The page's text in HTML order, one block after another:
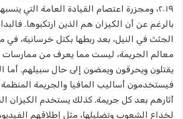
٢٠١٩، ومجزرة اعتصام القيادة العامة التي
بالرغم عن أن الكيزان هم الذين ارتكبوها.
الجثث في النيل، بعد ربطها بكتل خرسانية، في
معالم الجريمة، ليست مما يعرف من ممارسات
يقتلون ويحرقون ويمضون إلى حال سبيلهم. أما
فيستخدمون أساليب المافيا والجريمة
آثارهم بعد كل جريمة. كذلك يستخدم الكيزان
لخداع الشعوب وتضليلها، مثل إطلاقهم